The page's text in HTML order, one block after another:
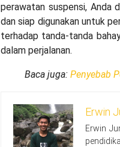
perawatan suspensi, Anda
dan siap digunakan untuk
terhadap tanda-tanda
dalam perjalanan.
Baca juga: Penyebab
Erwin
Erwin